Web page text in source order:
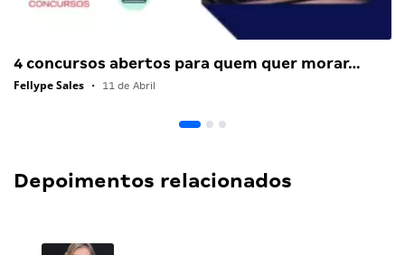
4 concursos abertos para quem quer morar…
Fellype Sales • 11 de Abril
Depoimentos relacionados